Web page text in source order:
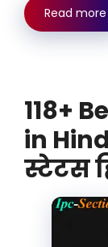
Read more
118+
in
स्टेटस